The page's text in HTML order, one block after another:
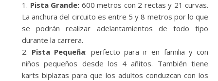
Pista Grande: 600 metros con 2 rectas y 21 curvas.
La anchura del circuito es entre 5 y 8 metros por lo que
se podrán realizar adelantamientos de todo tipo
durante la carrera.
Pista Pequeña: perfecto para ir en familia y con
niños pequeños desde los 4 añitos. También tiene
karts biplazas para que los adultos conduzcan con los